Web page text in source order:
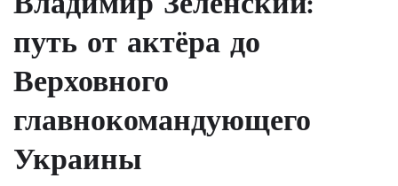
путь от актёра до
Верховного
главнокомандующего
Украины